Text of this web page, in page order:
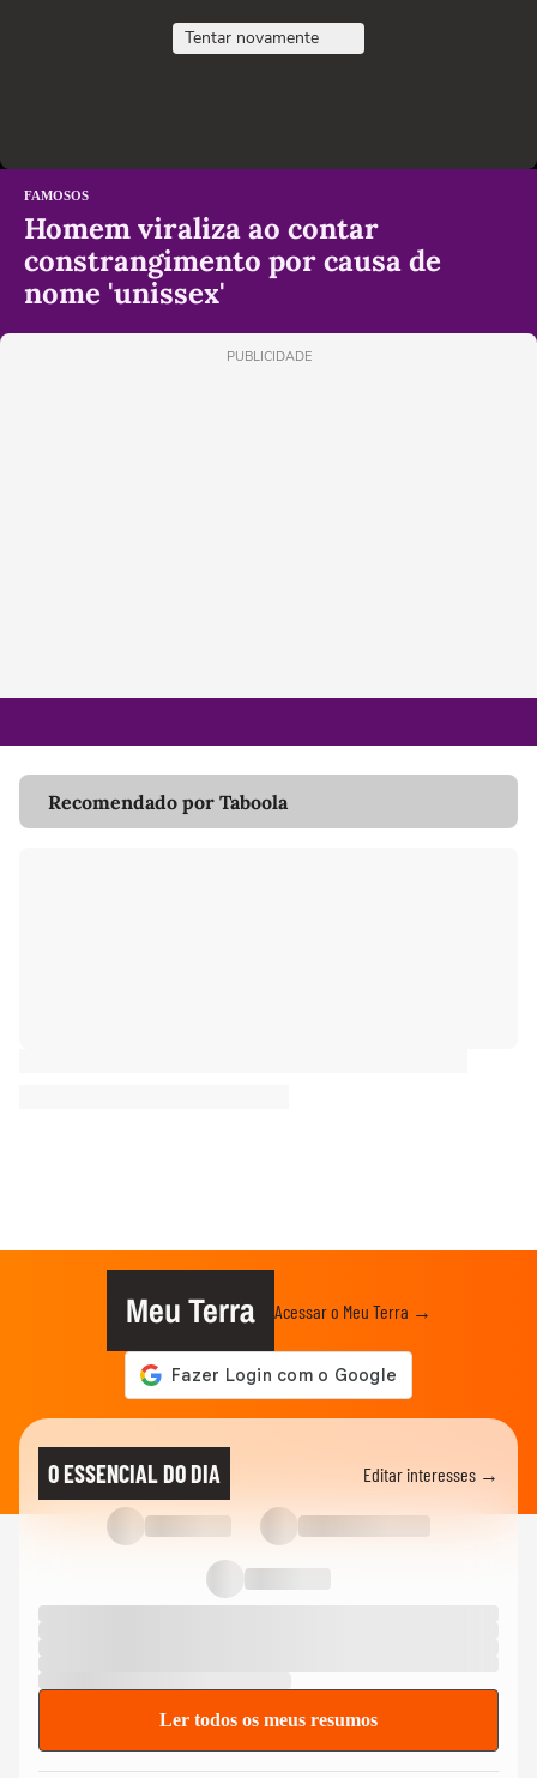
Tentar novamente
FAMOSOS
Homem viraliza ao contar
constrangimento por causa de
nome 'unissex'
PUBLICIDADE
Recomendado por Taboola
Meu Terra Acessar o Meu Terra →
O ESSENCIAL DO DIA Editar interesses →
Ler todos os meus resumos